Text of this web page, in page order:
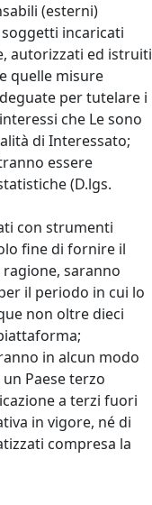
(esterni)
incaricati
autorizzati ed istruiti
quelle misure
per tutelare i
che Le sono
di Interessato;
essere
(D.lgs.
con strumenti
fine di fornire il
saranno
il periodo in cui lo
non oltre dieci
in alcun modo
Paese terzo
a terzi fuori
in vigore, né di
compresa la